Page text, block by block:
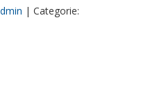
| Categorie: